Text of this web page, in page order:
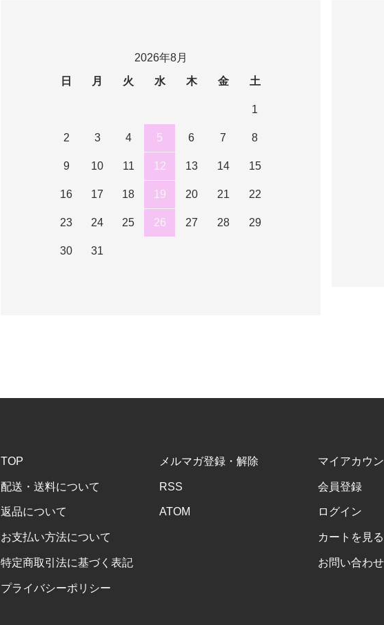
2026年8月
日
月 火 水 木 金 土
1
2 3 4 5 6 7 8
9 10 11 12 13 14 15
16 17 18 19 20 21 22
23 24 25 26 27 28 29
30 31
TOP
配送・送料について
返品について
お支払い方法について
特定商取引法に基づく表記
プライバシーポリシー
メルマガ登録・解除
RSS
ATOM
マイアカウ
会員登録
ログイン
カートを見る
お問い合わせ